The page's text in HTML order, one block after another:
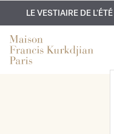
EXCLUSIF | Découvrez
dans
GRAVURE OFFERTE |
LE VESTIAIRE DE